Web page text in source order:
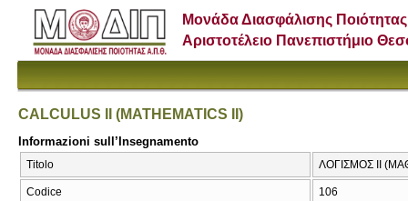
Μονάδα Διασφάλισης Ποιότητας
Αριστοτέλειο Πανεπιστήμιο
CALCULUS II (MATHEMATICS II)
Informazioni sull’Insegnamento
Titolo ΛΟΓΙΣΜΟΣ ΙΙ
Codice 106